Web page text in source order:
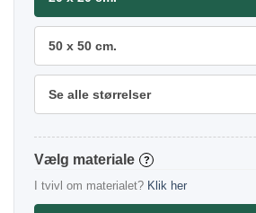
50 x 50 cm.
Se alle størrelser
materiale ?
I tvivl om materialet? Klik her